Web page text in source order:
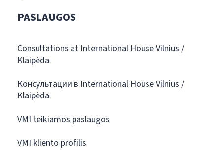
PASLAUGOS
Consultations at International House Vilnius /
Klaipėda
Консультации в International House Vilnius /
Klaipėda
VMI teikiamos paslaugos
VMI kliento profilis